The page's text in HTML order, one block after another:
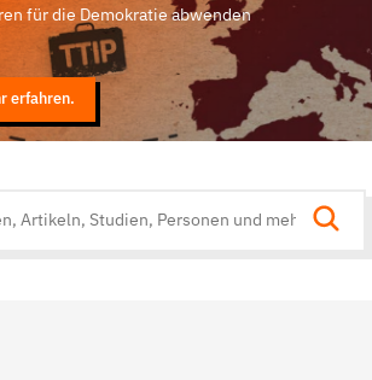
für die Demokratie abwenden
erfahren.